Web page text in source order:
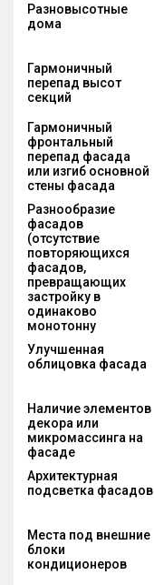
Разновысотные
дома
Гармоничный
перепад высот
секций
Гармоничный
фронтальный
перепад фасада
или изгиб основной
стены фасада
Разнообразие
фасадов
(отсутствие
повторяющихся
фасадов,
превращающих
застройку в
одинаково
монотонну
Улучшенная
облицовка фасада
Наличие элементов
декора или
микромассинга на
фасаде
Архитектурная
подсветка фасадов
Места под внешние
блоки
кондиционеров